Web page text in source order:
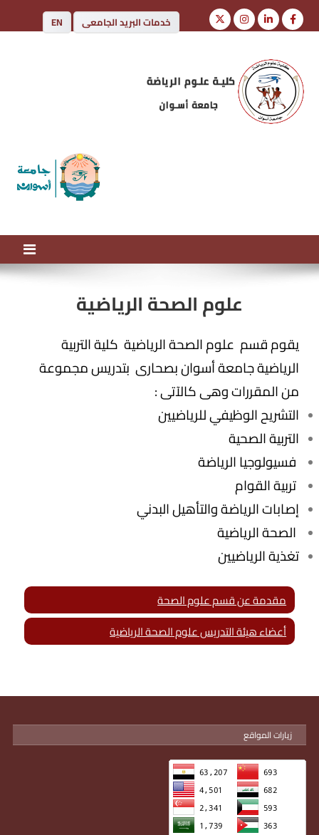
EN خدمات البريد الجامعى
كلية علوم الرياضة
علوم الصحة الرياضية
يقوم قسم علوم الصحة الرياضية كلية التربية
الرياضية جامعة أسوان بصحارى بتدريس مجموعة
من المقررات وهى كالآتى :
التشريح الوظيفي للرياضيين
التربية الصحية
فسيولوجيا الرياضة
تربية القوام
إصابات الرياضة والتأهيل البدني
الصحة الرياضية
تغذية الرياضيين
مقدمة عن قسم علوم الصحة
أعضاء هيئة التدريس علوم الصحة الرياضية
زيارات المواقع